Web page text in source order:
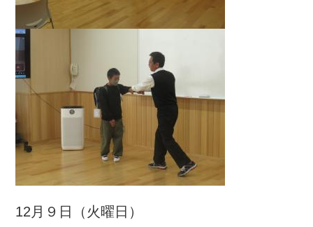
12月９日（火曜日）